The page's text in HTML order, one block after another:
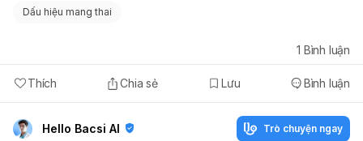
Dấu hiệu mang thai
Thích Chia sẻ Lưu Bình luận
1 Bình luận
Hello Bacsi AI Trò chuyện ngay